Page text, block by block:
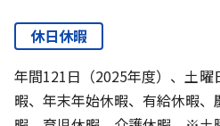
休日休暇
年間121日（2025年度）、土
暇、年末年始休暇、有給休暇